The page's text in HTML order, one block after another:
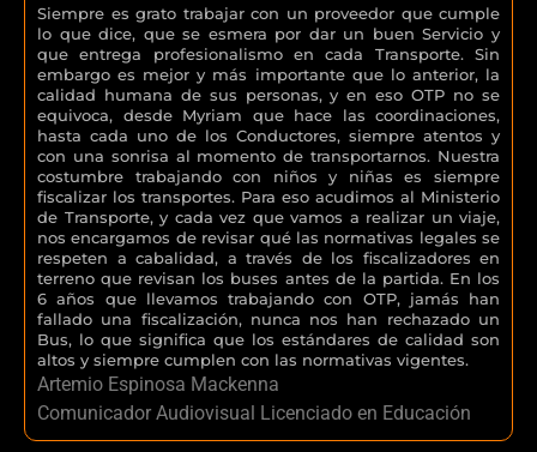
Siempre es grato trabajar con un proveedor que cumple
lo que dice, que se esmera por dar un buen Servicio y
que entrega profesionalismo en cada Transporte. Sin
embargo es mejor y más importante que lo anterior, la
calidad humana de sus personas, y en eso OTP no se
equivoca, desde Myriam que hace las coordinaciones,
hasta cada uno de los Conductores, siempre atentos y
con una sonrisa al momento de transportarnos. Nuestra
costumbre trabajando con niños y niñas es siempre
fiscalizar los transportes. Para eso acudimos al Ministerio
de Transporte, y cada vez que vamos a realizar un viaje,
nos encargamos de revisar qué las normativas legales se
respeten a cabalidad, a través de los fiscalizadores en
terreno que revisan los buses antes de la partida. En los
6 años que llevamos trabajando con OTP, jamás han
fallado una fiscalización, nunca nos han rechazado un
Bus, lo que significa que los estándares de calidad son
altos y siempre cumplen con las normativas vigentes.
Artemio Espinosa Mackenna
Comunicador Audiovisual Licenciado en Educación